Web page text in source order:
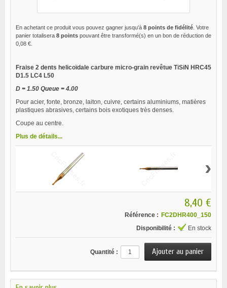
En achetant ce produit vous pouvez gagner jusqu'à 8 points de fidélité . Votre
panier totalisera 8 points pouvant être transformé(s) en un bon de réduction de
0,08 €
Fraise 2 dents helicoïdale carbure micro-grain revêtue TiSiN HRC45
D1.5 LC4 L50
D = 1.50 Queue = 4.00
Pour acier, fonte, bronze, laiton, cuivre, certains aluminiums, matières
plastiques abrasives, certains bois exotiques très denses.
Coupe au centre.
Plus de détails...
›
8,40 €
Référence : FC2DHR400_150
Disponibilité :
En stock
Quantité :